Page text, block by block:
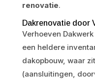
renovatie.
Dakrenovatie door
Verhoeven
een heldere
dakopbouw, waar
(aansluitingen,